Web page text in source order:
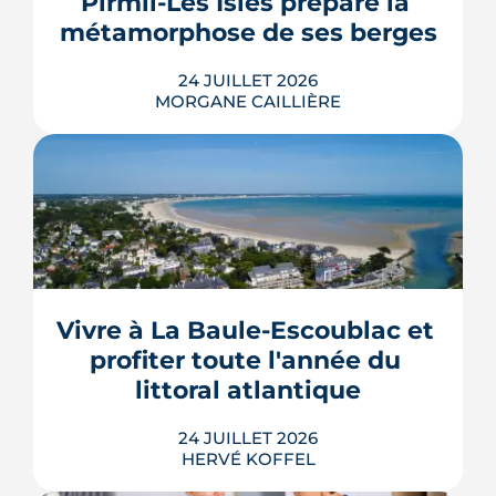
et solaire thermi...
métamorphose de ses berges
24 JUILLET 2026
MORGANE CAILLIÈRE
Le projet de la ZAC Pirmil-Les Isles
déploie 3 300 logements neufs entre
Rezé et Nantes, dont 55 % attribués au
en Bail Réel Solidaire.
LIRE L'ARTICLE
Vivre à La Baule-Escoublac et
profiter toute l'année du
littoral atlantique
24 JUILLET 2026
HERVÉ KOFFEL